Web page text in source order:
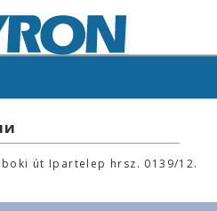
út Ipartelep hrsz. 0139/12.